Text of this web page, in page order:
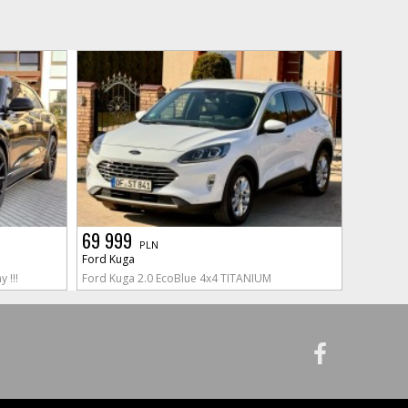
!!!
69 999 PLN
Ford Kuga
Ford Kuga 2.0 EcoBlue 4x4 TITANIUM